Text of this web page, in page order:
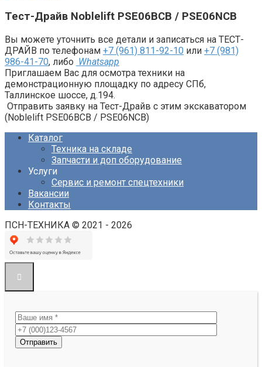
Тест-Драйв Noblelift PSE06BCB / PSE06NCB
Вы можете уточнить все детали и записаться на ТЕСТ-
ДРАЙВ по телефонам +7 (961) 811-92-10 или +7 (981)
986-41-70, либо Whatsapp
Приглашаем Вас для осмотра техники на
демонстрационную площадку по адресу СПб,
Таллинское шоссе, д.194.
Отправить заявку на Тест-Драйв с этим экскаватором
(Noblelift PSE06BCB / PSE06NCB)
Каталог
Техника на складе
Запчасти и доп оборудование
Услуги
Сервис и ремонт спецтехники
Вакансии
Контакты
ПСН-ТЕХНИКА © 2021 - 2026